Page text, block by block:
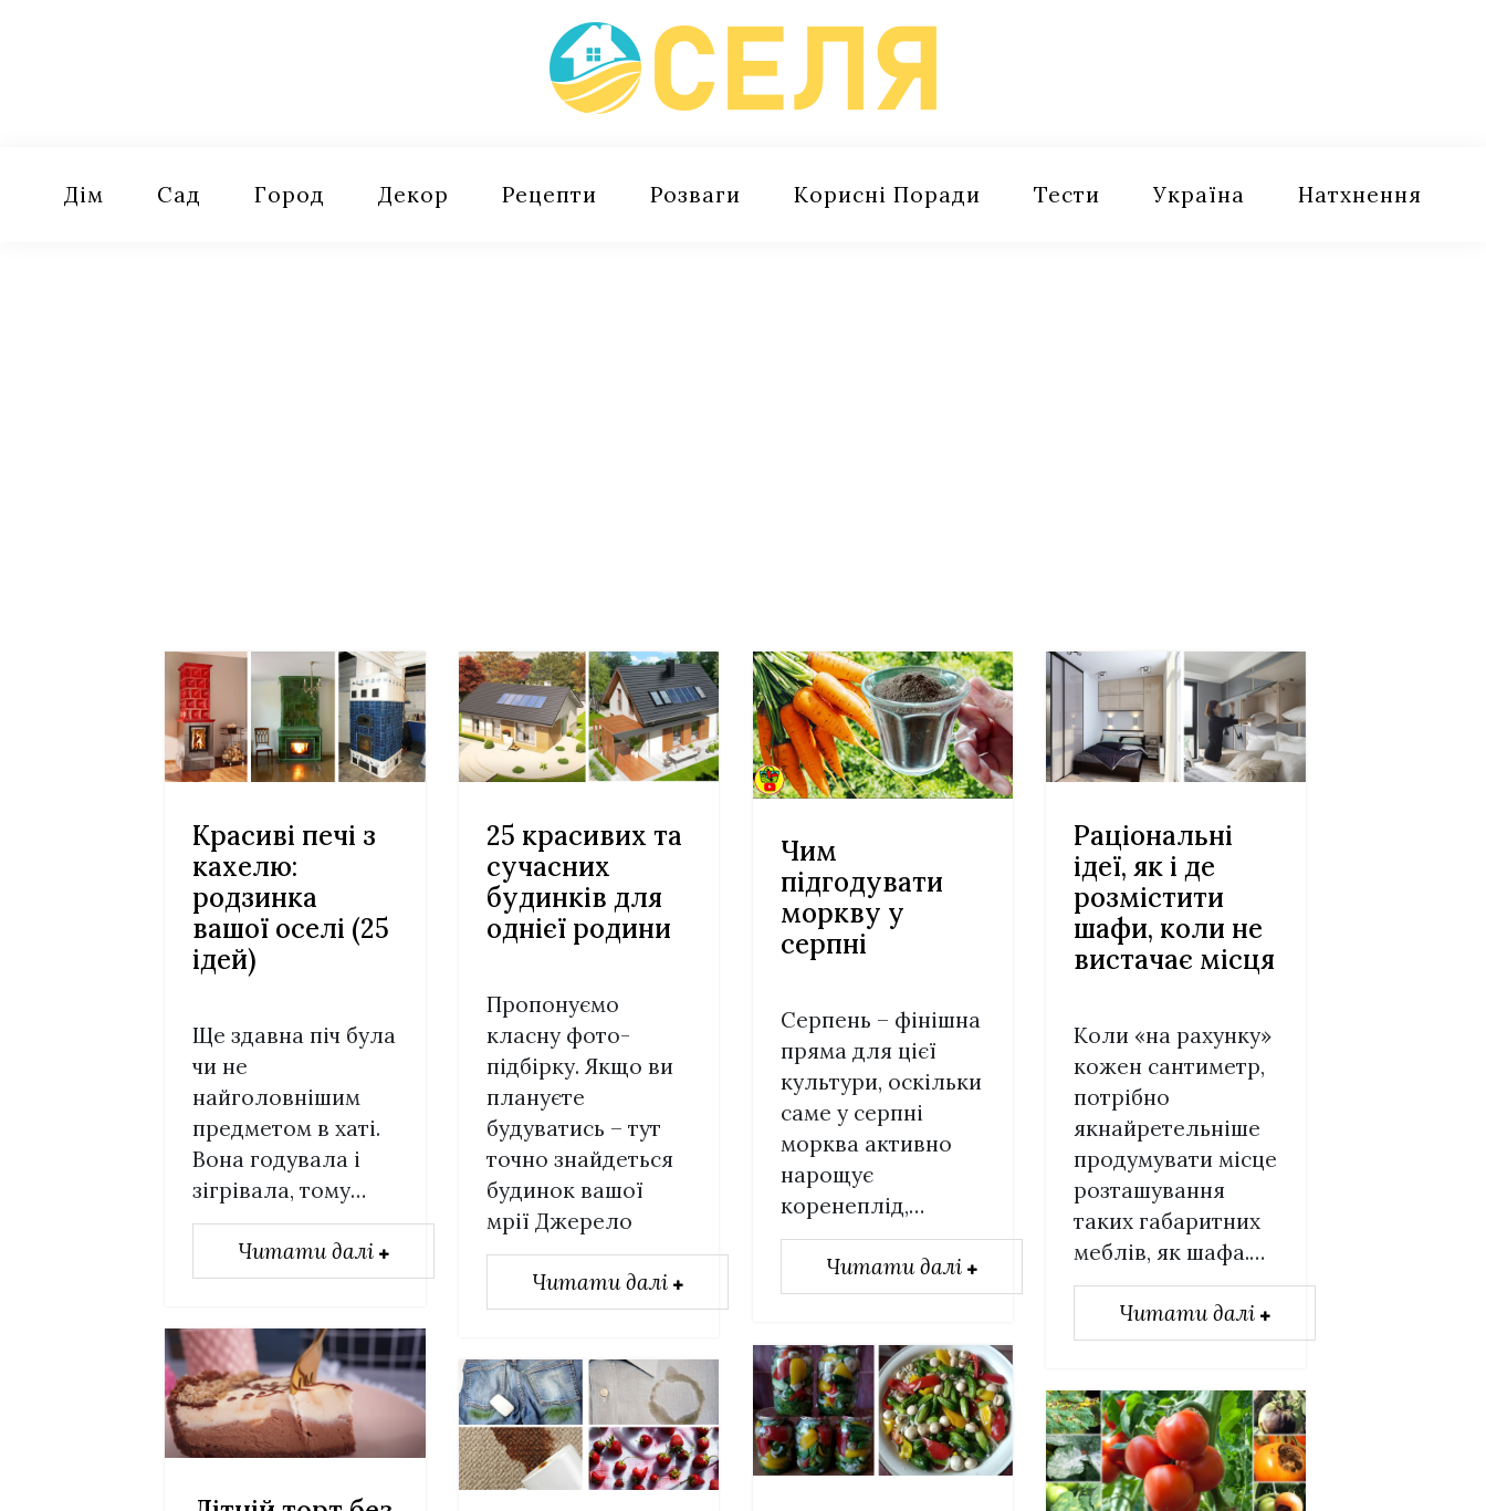
Дім Сад Город Декор Рецепти Розваги Корисні Поради Тести Україна Натхнення
Красиві печі з
кахелю:
родзинка
вашої оселі (25
ідей)
Ще здавна піч була
чи не
найголовнішим
предметом в хаті.
Вона годувала і
зігрівала, тому…
Читати далі
25 красивих та
сучасних
будинків для
однієї родини
Пропонуємо
класну фото-
підбірку. Якщо ви
плануєте
будуватись – тут
точно знайдеться
будинок вашої
мрії Джерело
Читати далі
Чим
підгодувати
моркву у
серпні
Серпень – фінішна
пряма для цієї
культури, оскільки
саме у серпні
морква активно
нарощує
коренеплід,…
Читати далі
Раціональні
ідеї, як і де
розмістити
шафи, коли не
вистачає місця
Коли «на рахунку»
кожен сантиметр,
потрібно
якнайретельніше
продумувати місце
розташування
таких габаритних
меблів, як шафа.…
Читати далі